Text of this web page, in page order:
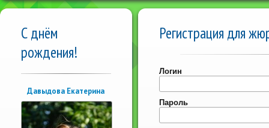
С днём
рождения!
Давыдова Екатерина
Регистрация для
Логин
Пароль